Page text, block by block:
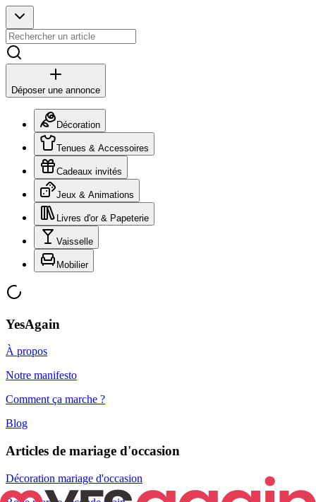
Déposer une annonce
Décoration
Tenues & Accessoires
Cadeaux invités
Jeux & Animations
Livres d'or & Papeterie
Vaisselle
Mobilier
YesAgain
À propos
Notre manifesto
Comment ça marche ?
Blog
Articles de mariage d'occasion
Décoration mariage d'occasion